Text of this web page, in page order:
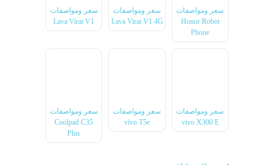
سعر ومواصفات
Honor Robot
Phone
سعر ومواصفات
Lava Virat V1 4G
سعر ومواصفات
Lava Virat V1
سعر ومواصفات
vivo X300 E
سعر ومواصفات
vivo T5e
سعر ومواصفات
Coolpad C35
Plus